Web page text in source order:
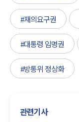
#재의요구권
#대통령 임명권
#방통위 정상화
관련기사